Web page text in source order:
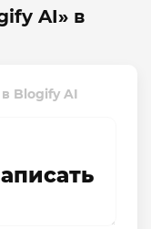
AI» в
Blogify AI